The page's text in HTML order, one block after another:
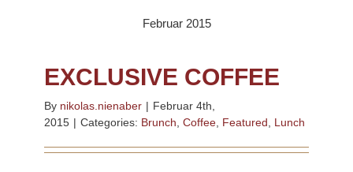
Februar 2015
EXCLUSIVE COFFEE
By nikolas.nienaber | Februar 4th,
2015 | Categories: Brunch Coffee, Featured Lunch